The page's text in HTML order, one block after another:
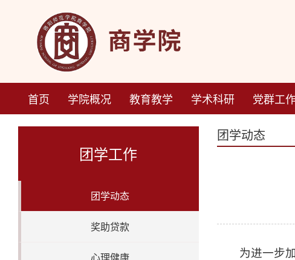
首页 学院概况 教育教学 学术科研 党群工
团学工作
团学动态
奖助贷款
团学动态
为进一步